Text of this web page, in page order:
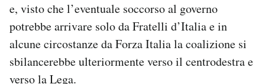
e, visto che l’eventuale soccorso al governo
potrebbe arrivare solo da Fratelli d’Italia e in
alcune circostanze da Forza Italia la coalizione si
sbilancerebbe ulteriormente verso il centrodestra e
verso la Lega.